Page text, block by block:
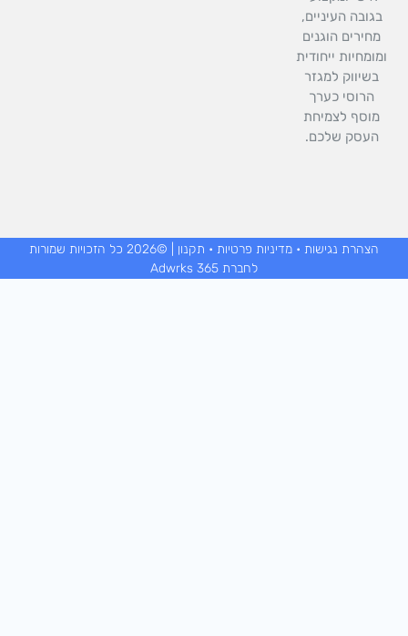
העיניים,
הוגנים
ייחודית
בשיווק למגזר
הרוסי כערך
מוסף לצמיחת
העסק שלכם.
הצהרת נגישות•מדיניות פרטיות•תקנון
| ©2026 כל הזכויות שמורות
לחברת Adwrks 365